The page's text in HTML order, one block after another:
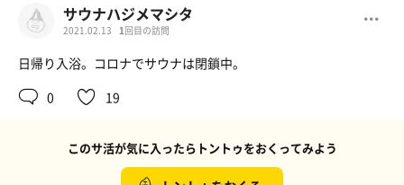
サウナハジメマシタ
2021.02.13 1 回目の訪問
日帰り入浴。コロナでサウナは閉鎖中。
0
19
このサ活が気に入ったらトントゥをおくってみよう